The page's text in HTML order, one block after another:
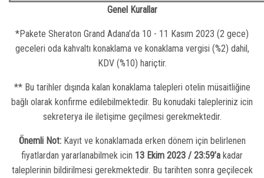
Genel Kurallar
*Pakete Sheraton Grand Adana’da 10 - 11 Kasım 2023 (2 gece)
geceleri oda kahvaltı konaklama ve konaklama vergisi (%2) dahil,
KDV (%10) hariçtir.
** Bu tarihler dışında kalan konaklama talepleri otelin müsaitliğine
bağlı olarak konfirme edilebilmektedir. Bu konudaki talepleriniz icin
sekreterya ile iletişime geçilmesi gerekmektedir.
Önemli Not:Kayıt ve konaklamada erken dönem için belirlenen
fiyatlardan yararlanabilmek icin 13 Ekim 2023 / 23:59’a kadar
taleplerinin bildirilmesi gerekmektedir. Bu tarihten sonra geçilecek